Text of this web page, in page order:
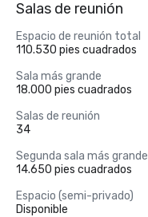
Salas de reunión
Espacio de reunión total
110.530 pies cuadrados
Sala más grande
18.000 pies cuadrados
Salas de reunión
34
Segunda sala más grande
14.650 pies cuadrados
Espacio (semi-privado)
Disponible